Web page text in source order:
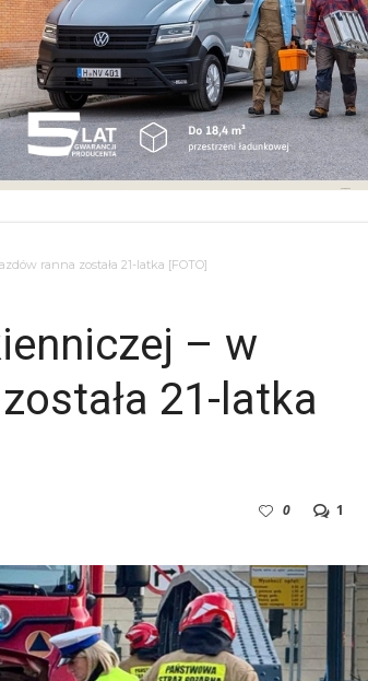
ranna została 21-latka [FOTO]
– w
21-latka
1
0